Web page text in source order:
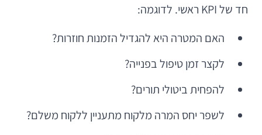
חד של KPI ראשי. לדוגמה:
האם המטרה היא להגדיל הזמנות חוזרות?
לקצר זמן טיפול בפנייה?
להפחית ביטולי תורים?
לשפר יחס המרה מלקוח מתעניין ללקוח משלם?